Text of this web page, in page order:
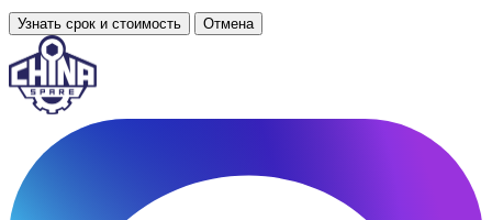
Узнать срок и стоимость Отмена